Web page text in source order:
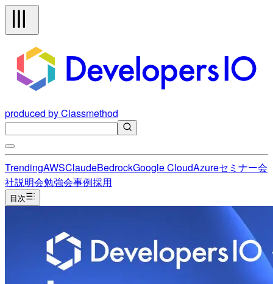
produced by Classmethod
TrendingAWSClaudeBedrockGoogle CloudAzureセミナー会
社説明会勉強会事例採用
目次